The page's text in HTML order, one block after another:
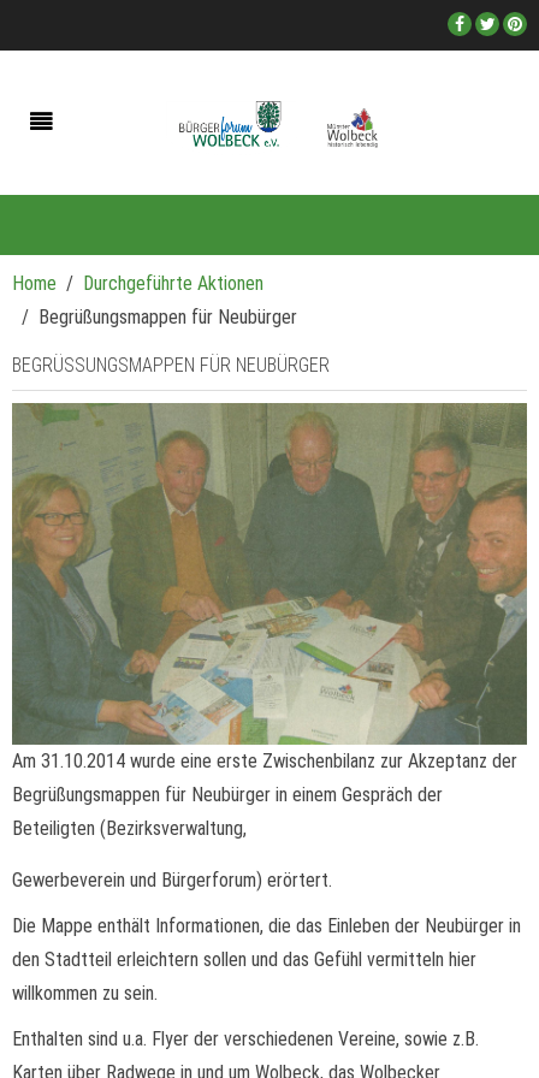
Home
Durchgeführte Aktionen
Begrüßungsmappen für Neubürger
BEGRÜSSUNGSMAPPEN FÜR NEUBÜRGER
Am 31.10.2014 wurde eine erste Zwischenbilanz zur Akzeptanz der
Begrüßungsmappen für Neubürger in einem Gespräch der
Beteiligten (Bezirksverwaltung,
Gewerbeverein und Bürgerforum) erörtert.
Die Mappe enthält Informationen, die das Einleben der Neubürger in
den Stadtteil erleichtern sollen und das Gefühl vermitteln hier
willkommen zu sein.
Enthalten sind u.a. Flyer der verschiedenen Vereine, sowie z.B.
Karten über Radwege in und um Wolbeck, das Wolbecker